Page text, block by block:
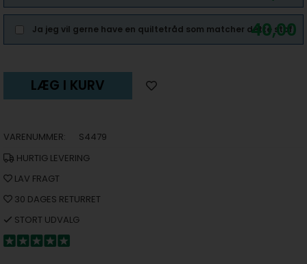
40,00
Ja jeg vil gerne have en quiltetråd som matcher dette stof.
LÆG I KURV
VARENUMMER:
S4479
HURTIG LEVERING
LAV FRAGT
30 DAGES RETURRET
STORT UDVALG